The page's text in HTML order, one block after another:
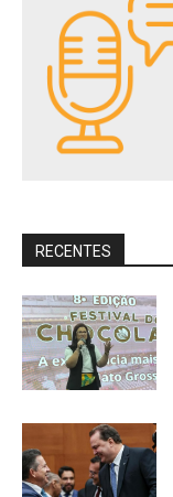
RECENTES